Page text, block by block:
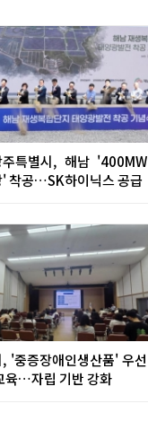
주특별시, 해남 '400MW
' 착공…SK하이닉스 공급
'중증장애인생산품' 우선
육…자립 기반 강화